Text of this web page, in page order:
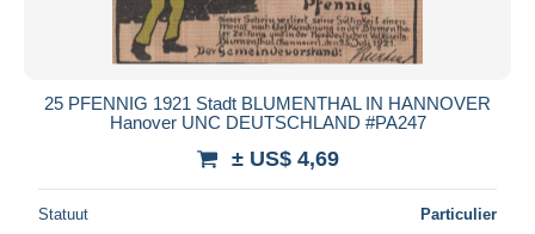
25 PFENNIG 1921 Stadt BLUMENTHAL IN HANNOVER
Hanover UNC DEUTSCHLAND #PA247
± US$ 4,69
Statuut Particulier